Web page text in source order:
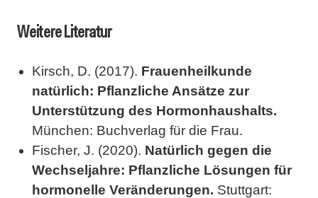
Weitere Literatur
Kirsch, D. (2017). Frauenheilkunde
natürlich: Pflanzliche Ansätze zur
Unterstützung des Hormonhaushalts.
München: Buchverlag für die Frau.
Fischer, J. (2020). Natürlich gegen die
Wechseljahre: Pflanzliche Lösungen für
hormonelle Veränderungen. Stuttgart: